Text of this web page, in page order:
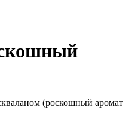
(роскошный аромат